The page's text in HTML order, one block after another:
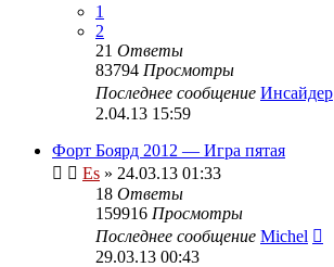
1
2
21 Ответы
83794 Просмотры
Последнее сообщение Инсайдер
2.04.13 15:59
Форт Боярд 2012 — Игра пятая
Es » 24.03.13 01:33
18 Ответы
159916 Просмотры
Последнее сообщение Michel
29.03.13 00:43